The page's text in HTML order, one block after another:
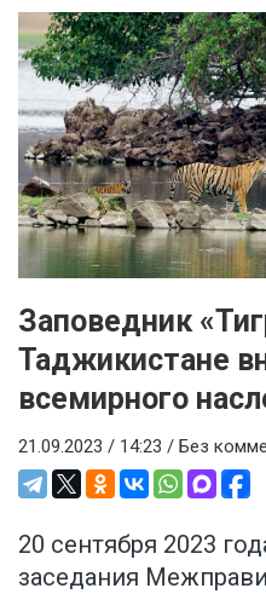
Заповедник
Таджикистане
всемирного
21.09.2023 / 14:23 / Без
20 сентября 2023
заседания